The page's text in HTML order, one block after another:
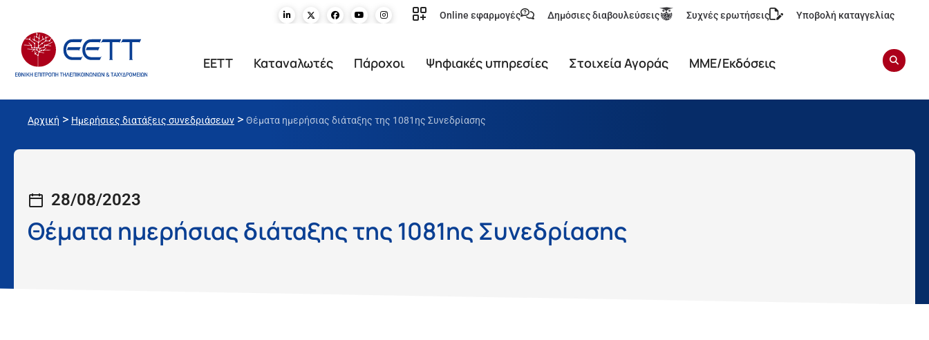
Online εφαρμογές Δημόσιες διαβουλεύσεις Συχνές ερωτήσεις Υποβολή καταγγελίας
ΕΕΤΤ Καταναλωτές Πάροχοι Ψηφιακές υπηρεσίες Στοιχεία Αγοράς ΜΜΕ/Εκδόσεις
Αρχική > Ημερήσιες διατάξεις συνεδριάσεων > Θέματα ημερήσιας διάταξης της 1081ης Συνεδρίασης
28/08/2023
Θέματα ημερήσιας διάταξης της 1081ης Συνεδρίασης